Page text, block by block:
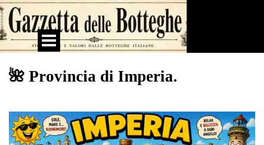
Vai ai contenuti
Salta menù
🌺 Provincia di Imperia.